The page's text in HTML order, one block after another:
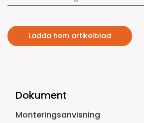
Ladda hem artikelblad
Dokument
Monteringsanvisning